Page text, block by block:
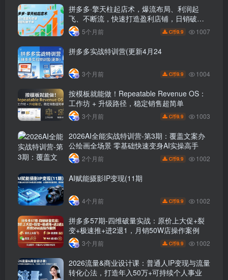
拼多多·擎天柱起店术，爆流布局、利润起
飞、不断流，快速打造盈利店铺，日销破千
单(更新5个月前 C币9.9 1007
拼多多实战特训营(更新4月24
3个月前 C币9.9 1004
按模板就能做！Repeatable Revenue OS：
工作坊 + 升级路径，稳定销售超简单
3个月前 C币9.9 1003
2026AI全能实战特训营-第3期：覆盖文案办
公绘画全场景 零基础快速变身AI实操高手
2个月前 C币9.9 1002
AI赋能摄影IP变现(11期
4个月前 C币9.9 1002
拼多多57期-四维破量实战：原价上大促+裂
变+极速推+进2退1，月销50W店操作案例
3个月前 C币9.9 1002
2026流量&商业设计课：普通人IP变现与流量
转化心法，打造年入50万+可持续个人事业